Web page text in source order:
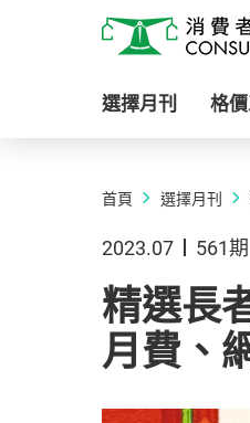
消費者委員會
選擇月刊 格
首頁 選擇月刊
2023.07 561期
精選長
月費、